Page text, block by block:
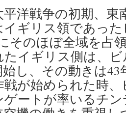
洋戦争の初期、東
イギリス領であっ
そのほぼ全域を占
たイギリス側は、
し、その動きは
戦が始められた時
ゲートが率いるチ